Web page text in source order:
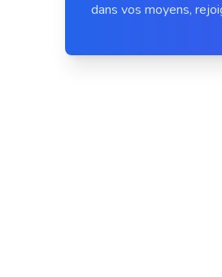
dans vos moyens,